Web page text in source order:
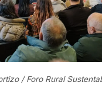
/ Foro Rural